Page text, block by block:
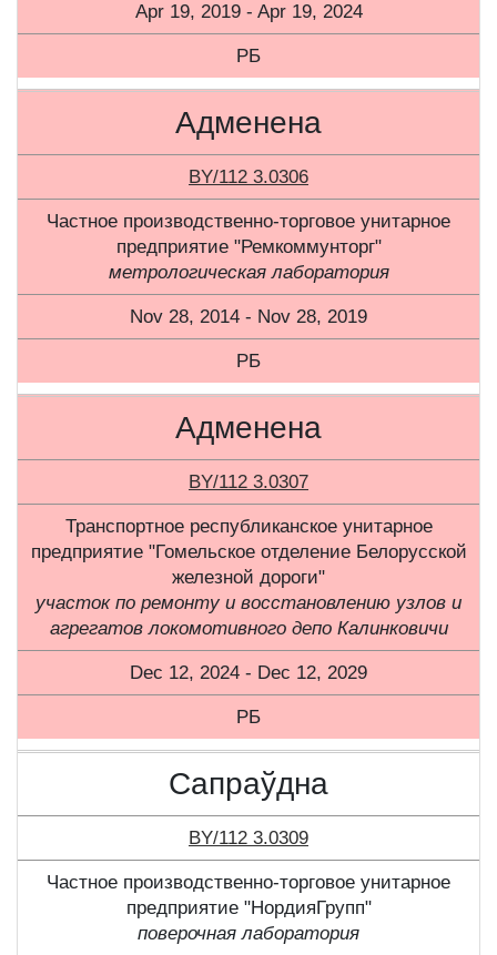
Apr 19, 2019 - Apr 19, 2024
РБ
Адменена
BY/112 3.0306
Частное производственно-торговое унитарное
предприятие "Ремкоммунторг"
метрологическая лаборатория
Nov 28, 2014 - Nov 28, 2019
РБ
Адменена
BY/112 3.0307
Транспортное республиканское унитарное
предприятие "Гомельское отделение Белорусской
железной дороги"
участок по ремонту и восстановлению узлов и
агрегатов локомотивного депо Калинковичи
Dec 12, 2024 - Dec 12, 2029
РБ
Сапраўдна
BY/112 3.0309
Частное производственно-торговое унитарное
предприятие "НордияГрупп"
поверочная лаборатория